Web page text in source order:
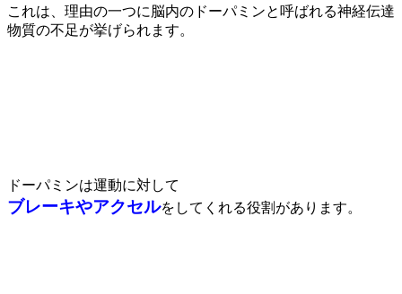
これは、理由の一つに脳内のドーパミンと呼ばれる神経伝達
物質の不足が挙げられます。
ドーパミンは運動に対して
ブレーキやアクセルをしてくれる役割があります。